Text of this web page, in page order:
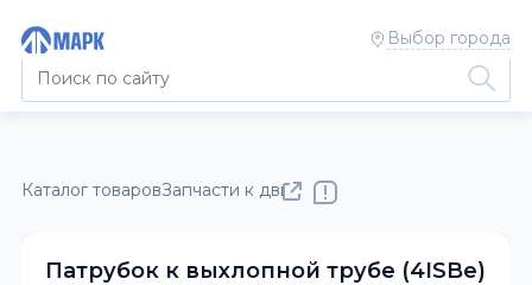
Выбор города
Каталог товаровЗапчасти к двигателям КАММИНЗ
Патрубок к выхлопной трубе (4ISBe)